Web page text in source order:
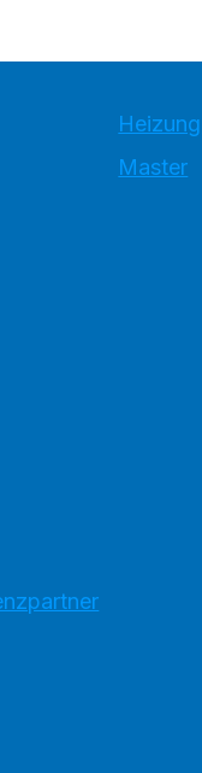
Master